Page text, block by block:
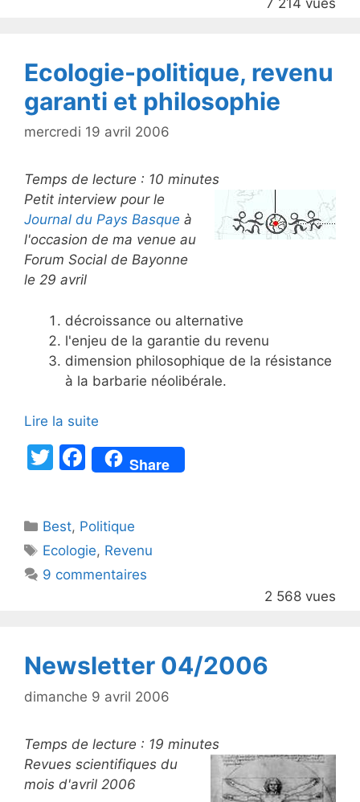
k
Ecologie-politique, revenu
garanti et philosophie
mercredi 19 avril 2006
Temps de lecture : 10 minutes
Petit interview pour le
Journal du Pays Basque à
l'occasion de ma venue au
Forum Social de Bayonne
le 29 avril
décroissance ou alternative
l'enjeu de la garantie du revenu
dimension philosophique de la résistance
à la barbarie néolibérale.
Lire la suite
T
er
F
a
e
b
o
Share
Catégories
Best, Politique
Étiquettes
Ecologie, Revenu
9 commentaires
2 568 vues
Newsletter 04/2006
dimanche 9 avril 2006
Temps de lecture : 19 minutes
Revues scientifiques du
mois d'avril 2006